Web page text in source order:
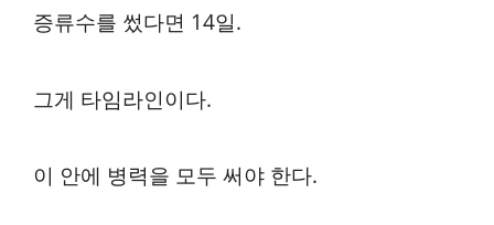
증류수를 썼다면 14일.
그게 타임라인이다.
이 안에 병력을 모두 써야 한다.